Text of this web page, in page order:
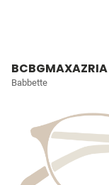
BCBGMAXAZRIA
Babbette